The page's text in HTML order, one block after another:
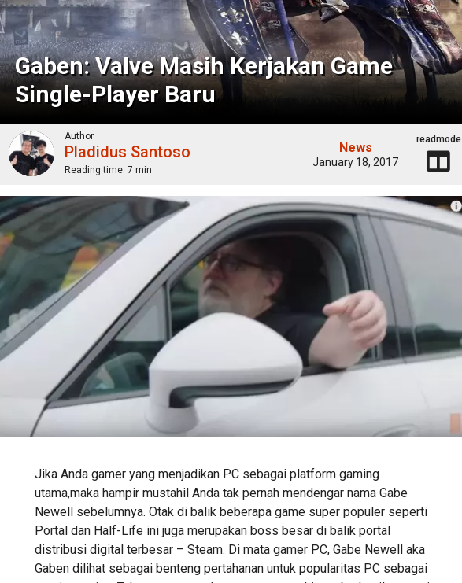
Gaben: Valve Masih Kerjakan Game
Single-Player Baru
Author
Pladidus Santoso
Reading time: 7 min
News
January 18, 2017
readmode
Jika Anda gamer yang menjadikan PC sebagai platform gaming
utama,maka hampir mustahil Anda tak pernah mendengar nama Gabe
Newell sebelumnya. Otak di balik beberapa game super populer seperti
Portal dan Half-Life ini juga merupakan boss besar di balik portal
distribusi digital terbesar – Steam. Di mata gamer PC, Gabe Newell aka
Gaben dilihat sebagai benteng pertahanan untuk popularitas PC sebagai